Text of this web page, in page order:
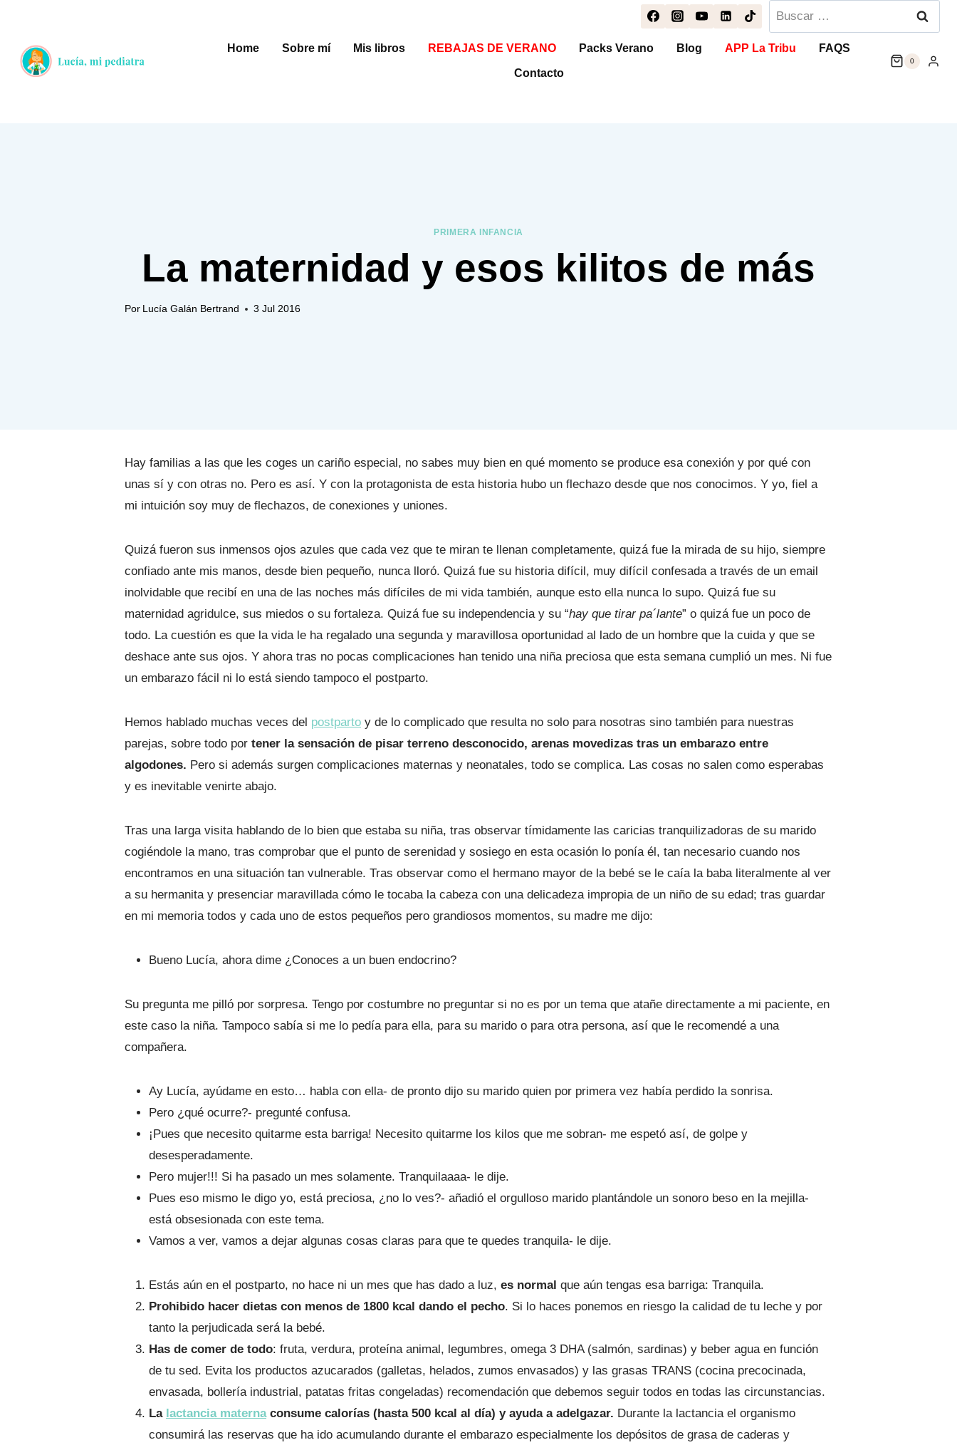
contenido
Buscar:
Home Sobre mí Mis libros REBAJAS DE VERANO Packs Verano Blog APP La Tribu FAQS
Contacto
0
PRIMERA INFANCIA
La maternidad y esos kilitos de más
Por Lucía Galán Bertrand 3 Jul 2016
Hay familias a las que les coges un cariño especial, no sabes muy bien en qué momento se produce esa conexión y por qué con
unas sí y con otras no. Pero es así. Y con la protagonista de esta historia hubo un flechazo desde que nos conocimos. Y yo, fiel a
mi intuición soy muy de flechazos, de conexiones y uniones.
Quizá fueron sus inmensos ojos azules que cada vez que te miran te llenan completamente, quizá fue la mirada de su hijo, siempre
confiado ante mis manos, desde bien pequeño, nunca lloró. Quizá fue su historia difícil, muy difícil confesada a través de un email
inolvidable que recibí en una de las noches más difíciles de mi vida también, aunque esto ella nunca lo supo. Quizá fue su
maternidad agridulce, sus miedos o su fortaleza. Quizá fue su independencia y su “hay que tirar pa´lante” o quizá fue un poco de
todo. La cuestión es que la vida le ha regalado una segunda y maravillosa oportunidad al lado de un hombre que la cuida y que se
deshace ante sus ojos. Y ahora tras no pocas complicaciones han tenido una niña preciosa que esta semana cumplió un mes. Ni fue
un embarazo fácil ni lo está siendo tampoco el postparto.
Hemos hablado muchas veces del postparto y de lo complicado que resulta no solo para nosotras sino también para nuestras
parejas, sobre todo por tener la sensación de pisar terreno desconocido, arenas movedizas tras un embarazo entre
algodones. Pero si además surgen complicaciones maternas y neonatales, todo se complica. Las cosas no salen como esperabas
y es inevitable venirte abajo.
Tras una larga visita hablando de lo bien que estaba su niña, tras observar tímidamente las caricias tranquilizadoras de su marido
cogiéndole la mano, tras comprobar que el punto de serenidad y sosiego en esta ocasión lo ponía él, tan necesario cuando nos
encontramos en una situación tan vulnerable. Tras observar como el hermano mayor de la bebé se le caía la baba literalmente al ver
a su hermanita y presenciar maravillada cómo le tocaba la cabeza con una delicadeza impropia de un niño de su edad; tras guardar
en mi memoria todos y cada uno de estos pequeños pero grandiosos momentos, su madre me dijo:
Bueno Lucía, ahora dime ¿Conoces a un buen endocrino?
Su pregunta me pilló por sorpresa. Tengo por costumbre no preguntar si no es por un tema que atañe directamente a mi paciente, en
este caso la niña. Tampoco sabía si me lo pedía para ella, para su marido o para otra persona, así que le recomendé a una
compañera.
Ay Lucía, ayúdame en esto… habla con ella- de pronto dijo su marido quien por primera vez había perdido la sonrisa.
Pero ¿qué ocurre?- pregunté confusa.
¡Pues que necesito quitarme esta barriga! Necesito quitarme los kilos que me sobran- me espetó así, de golpe y
desesperadamente.
Pero mujer!!! Si ha pasado un mes solamente. Tranquilaaaa- le dije.
Pues eso mismo le digo yo, está preciosa, ¿no lo ves?- añadió el orgulloso marido plantándole un sonoro beso en la mejilla-
está obsesionada con este tema.
Vamos a ver, vamos a dejar algunas cosas claras para que te quedes tranquila- le dije.
Estás aún en el postparto, no hace ni un mes que has dado a luz, es normal que aún tengas esa barriga: Tranquila.
Prohibido hacer dietas con menos de 1800 kcal dando el pecho. Si lo haces ponemos en riesgo la calidad de tu leche y por
tanto la perjudicada será la bebé.
Has de comer de todo: fruta, verdura, proteína animal, legumbres, omega 3 DHA (salmón, sardinas) y beber agua en función
de tu sed. Evita los productos azucarados (galletas, helados, zumos envasados) y las grasas TRANS (cocina precocinada,
envasada, bollería industrial, patatas fritas congeladas) recomendación que debemos seguir todos en todas las circunstancias.
La lactancia maternaconsume calorías (hasta 500 kcal al día) y ayuda a adelgazar. Durante la lactancia el organismo
consumirá las reservas que ha ido acumulando durante el embarazo especialmente los depósitos de grasa de caderas y